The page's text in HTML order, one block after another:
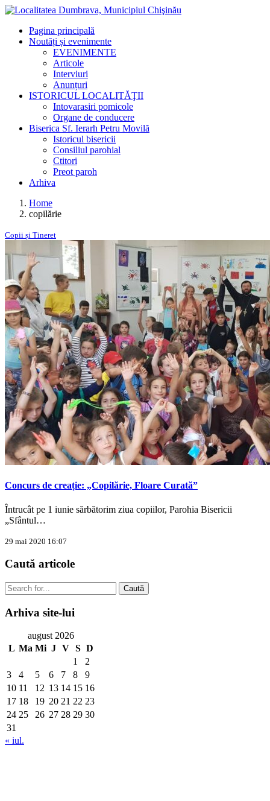
Pagina principală
Noutăți și evenimente
EVENIMENTE
Articole
Interviuri
Anunțuri
ISTORICUL LOCALITĂŢII
Intovarasiri pomicole
Organe de conducere
Biserica Sf. Ierarh Petru Movilă
Istoricul bisericii
Consiliul parohial
Ctitori
Preot paroh
Arhiva
Home
copilărie
Copii și Tineret
Concurs de creație: „Copilărie, Floare Curată”
Întrucât pe 1 iunie sărbătorim ziua copiilor, Parohia Bisericii
„Sfântul…
29 mai 2020 16:07
Caută articole
Caută
Arhiva site-lui
august 2026
L Ma Mi J V S D
1
2
3
4 5 6 7 8
9
10 11 12 13 14 15 16
17 18 19 20 21 22 23
24 25 26 27 28 29 30
31
« iul.